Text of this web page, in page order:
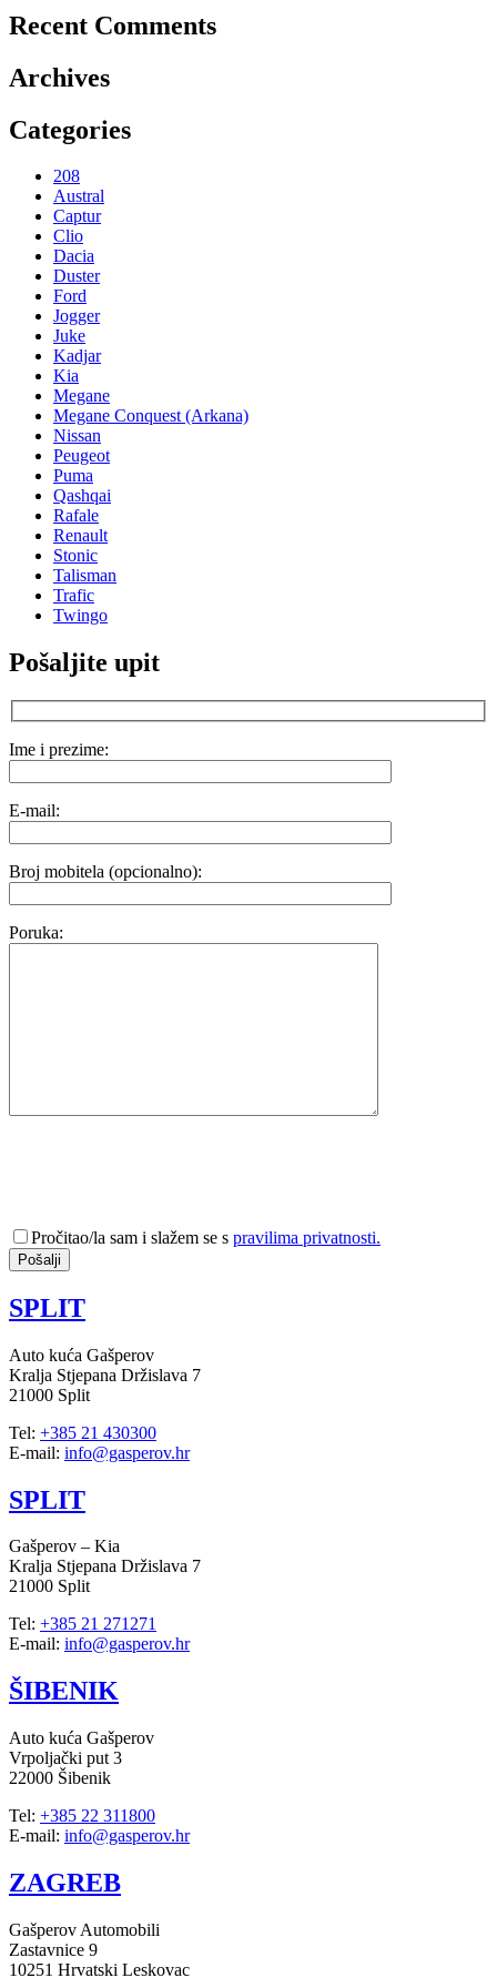
Recent Comments
Archives
Categories
208
Austral
Captur
Clio
Dacia
Duster
Ford
Jogger
Juke
Kadjar
Kia
Megane
Megane Conquest (Arkana)
Nissan
Peugeot
Puma
Qashqai
Rafale
Renault
Stonic
Talisman
Trafic
Twingo
Pošaljite upit
Ime i prezime:
E-mail:
Broj mobitela (opcionalno):
Poruka:
Pročitao/la sam i slažem se s pravilima privatnosti.
SPLIT
Auto kuća Gašperov
Kralja Stjepana Držislava 7
21000 Split
Tel: +385 21 430300
E-mail: info@gasperov.hr
SPLIT
Gašperov – Kia
Kralja Stjepana Držislava 7
21000 Split
Tel: +385 21 271271
E-mail: info@gasperov.hr
ŠIBENIK
Auto kuća Gašperov
Vrpoljački put 3
22000 Šibenik
Tel: +385 22 311800
E-mail: info@gasperov.hr
ZAGREB
Gašperov Automobili
Zastavnice 9
10251 Hrvatski Leskovac